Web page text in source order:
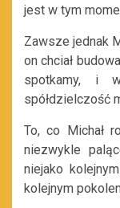
jest w tym
Zawsze jednak
on chciał
spotkamy, i
spółdzielczość
To, co Michał
niezwykle
niejako
kolejnym